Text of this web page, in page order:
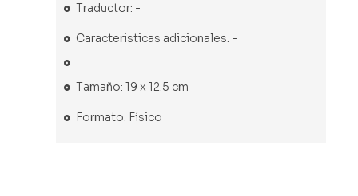
Traductor: -
Caracteristicas adicionales: -
Tamaño: 19 x 12.5 cm
Formato: Físico